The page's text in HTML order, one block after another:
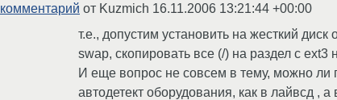
комментарий от Kuzmich 16.11.2006 13:21:44 +00:00
т.е., допустим установить на жесткий
swap, скопировать все (/) на раздел с
И еще вопрос не совсем в тему, можно ли
автодетект оборудования, как в лайвсд ,